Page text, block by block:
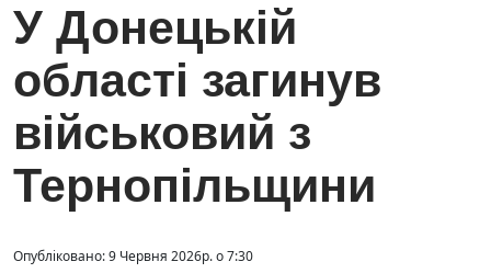
У Донецькій
області загинув
військовий з
Тернопільщини
Опубліковано: 9 Червня 2026р. о 7:30